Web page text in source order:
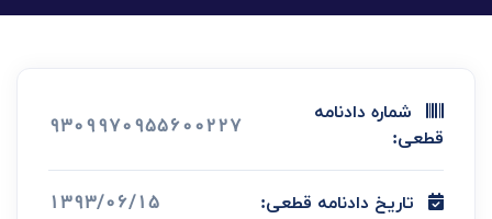
شماره دادنامه
قطعی:
9309970955600227
تاریخ دادنامه قطعی: 1393/06/15